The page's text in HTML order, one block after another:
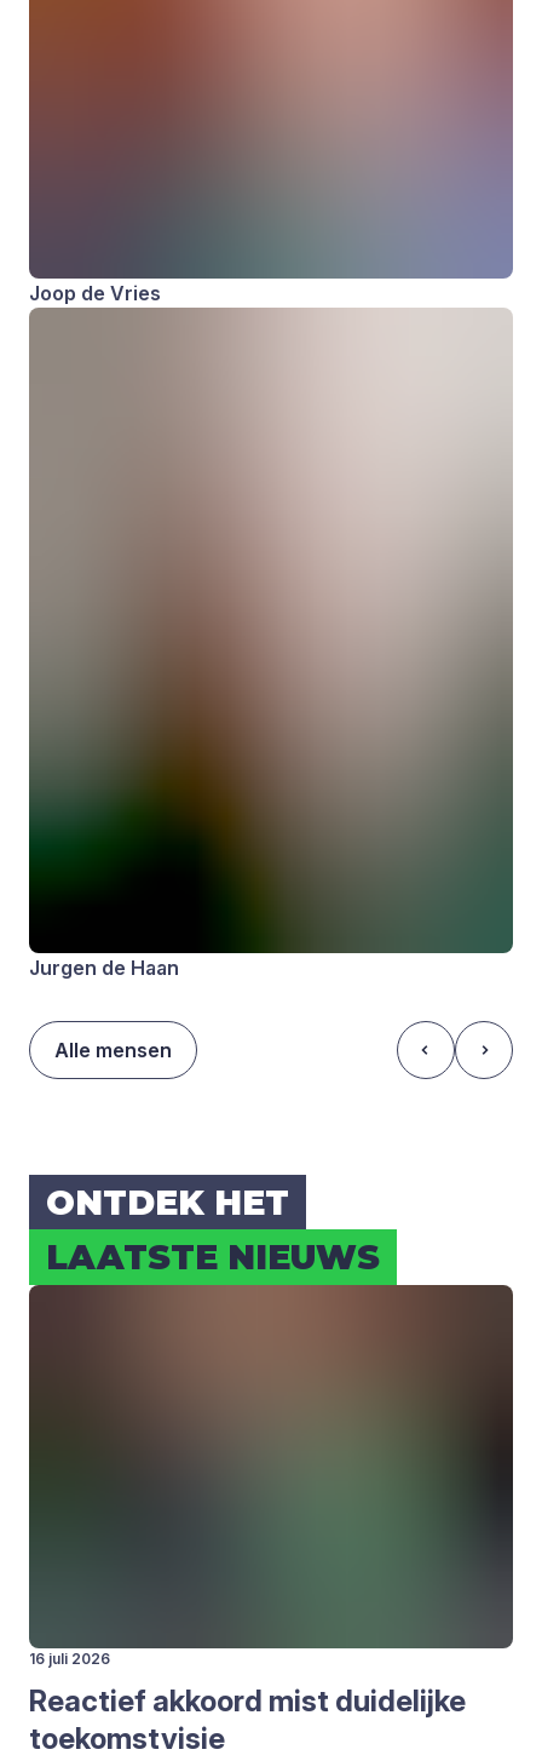
Joop de Vries
Jurgen de Haan
Alle mensen
ONT­DEK HET
LAAT­STE NIEUWS
16 juli 2026
Reac­tief akkoord mist dui­de­lij­ke
toe­komst­vi­sie